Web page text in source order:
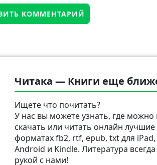
Читака — Книги еще
Ищете что почитать?
У нас вы можете узнать, где можно
скачать или читать онлайн лучшие
форматах fb2, rtf, epub, txt для iPad,
Android и Kindle. Литература
рукой с нами!